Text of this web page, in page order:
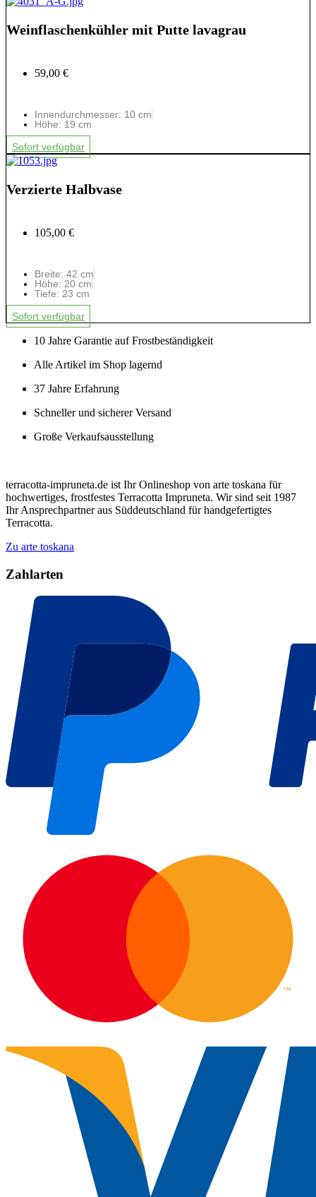
Weinflaschenkühler mit Putte lavagrau
59,00 €
Innendurchmesser: 10 cm
Höhe: 19 cm
Sofort verfügbar
Verzierte Halbvase
105,00 €
Breite: 42 cm
Höhe: 20 cm
Tiefe: 23 cm
Sofort verfügbar
10 Jahre Garantie auf Frostbeständigkeit
Alle Artikel im Shop lagernd
37 Jahre Erfahrung
Schneller und sicherer Versand
Große Verkaufsausstellung
terracotta-impruneta.de ist Ihr Onlineshop von arte toskana für
hochwertiges, frostfestes Terracotta Impruneta. Wir sind seit 1987
Ihr Ansprechpartner aus Süddeutschland für handgefertigtes
Terracotta.
Zu arte toskana
Zahlarten